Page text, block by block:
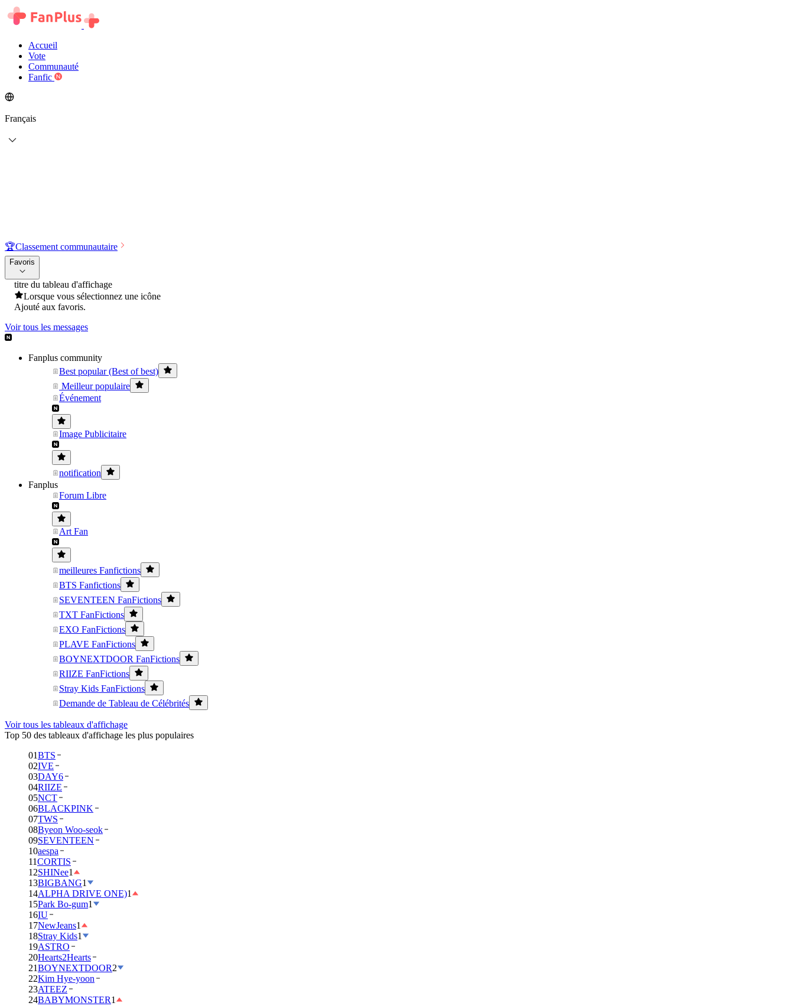
Accueil
Vote
Communauté
Fanfic
Français
🏆Classement communautaire
Favoris
titre du tableau d'affichage
Lorsque vous sélectionnez une icône
Ajouté aux favoris.
Voir tous les messages
Fanplus community
Best popular (Best of best)
Meilleur populaire
Événement
Image Publicitaire
notification
Fanplus
Forum Libre
Art Fan
meilleures Fanfictions
BTS Fanfictions
SEVENTEEN FanFictions
TXT FanFictions
EXO FanFictions
PLAVE FanFictions
BOYNEXTDOOR FanFictions
RIIZE FanFictions
Stray Kids FanFictions
Demande de Tableau de Célébrités
Voir tous les tableaux d'affichage
Top 50 des tableaux d'affichage les plus populaires
01BTS
02IVE
03DAY6
04RIIZE
05NCT
06BLACKPINK
07TWS
08Byeon Woo-seok
09SEVENTEEN
10aespa
11CORTIS
12SHINee1
13BIGBANG1
14ALPHA DRIVE ONE)1
15Park Bo-gum1
16IU
17NewJeans1
18Stray Kids1
19ASTRO
20Hearts2Hearts
21BOYNEXTDOOR2
22Kim Hye-yoon
23ATEEZ
24BABYMONSTER1